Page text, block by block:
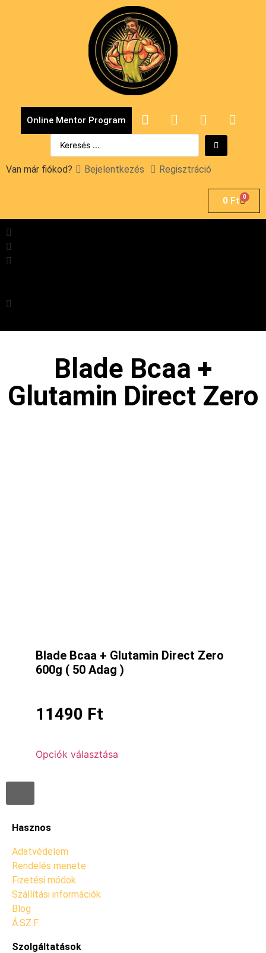
Online Mentor Program
Van már fiókod? Bejelentkezés Regisztráció
0 Ft 0
Blade Bcaa +
Glutamin Direct Zero
Blade Bcaa + Glutamin Direct Zero
600g ( 50 Adag )
11490 Ft
Opciók választása
Hasznos
Adatvédelem
Rendelés menete
Fizetési módok
Szállítási információk
Blog
Á.SZ.F.
Szolgáltatások